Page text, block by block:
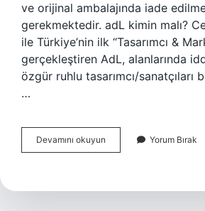
ve orijinal ambalajında ​​iade
gerekmektedir. adL kimin malı?
ile Türkiye’nin ilk “Tasarımcı &
gerçekleştiren AdL, alanlarında
özgür ruhlu tasarımcı/sanatçıları
…
Devamını okuyun
My
Yorum Bırak